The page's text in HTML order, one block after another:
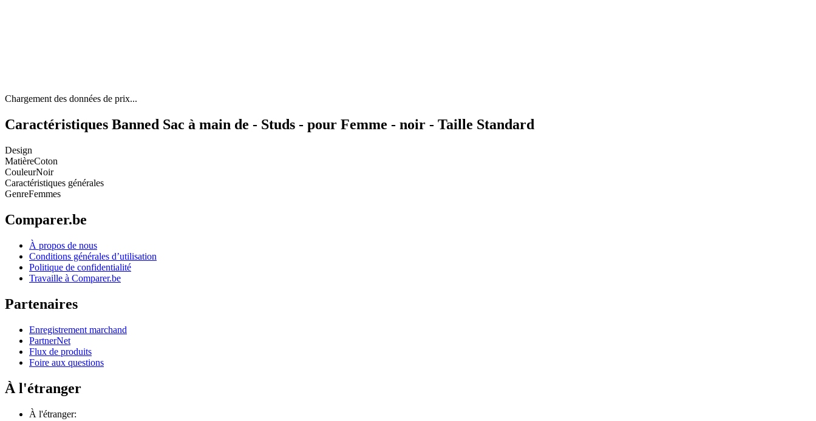
Chargement des données de prix...
Caractéristiques Banned Sac à main de - Studs - pour Femme - noir - Taille Standard
Design
MatièreCoton
CouleurNoir
Caractéristiques générales
GenreFemmes
Comparer.be
À propos de nous
Conditions générales d’utilisation
Politique de confidentialité
Travaille à Comparer.be
Partenaires
Enregistrement marchand
PartnerNet
Flux de produits
Foire aux questions
À l'étranger
À l'étranger: